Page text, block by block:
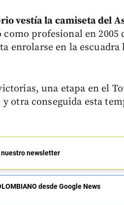
vestía la camiseta del
profesional en 2005
enrolarse en la escuadra
una etapa en el
otra conseguida esta
newsletter
desde Google News